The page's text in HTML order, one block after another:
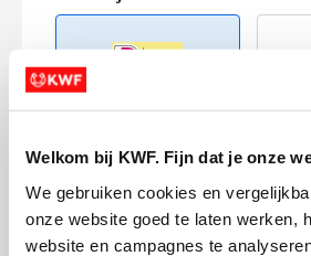
Welkom bij KWF. Fijn dat je onze
We gebruiken cookies en
onze website goed te laten werken,
website en campagnes te
Creditcard
Referentie